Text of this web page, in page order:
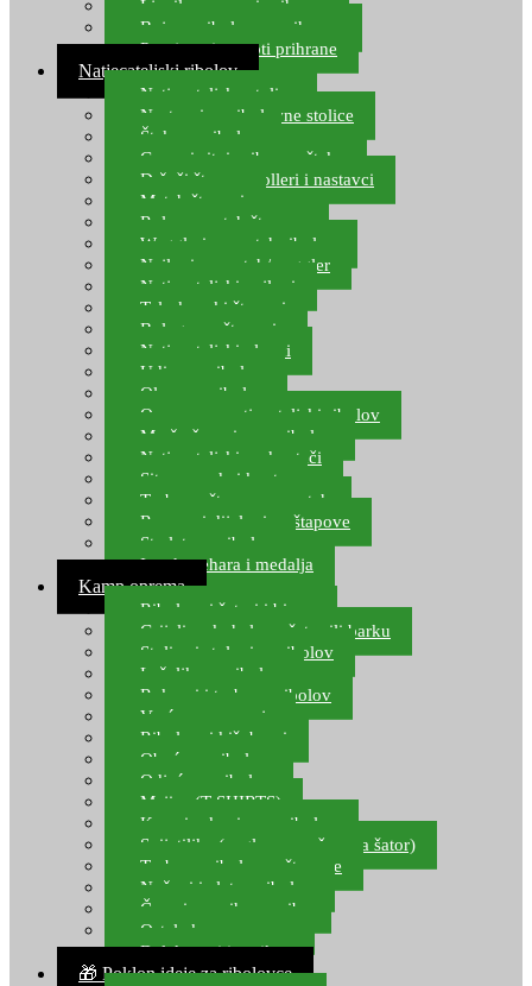
Ljepilo za crve i prihranu
Boje za ribolovnu prihranu
Provjereni recepti prihrane
Natjecateljski ribolov
Natjecateljske stolice
Nastavci za ribolovne stolice
Šteke za ribolov
Gume i sitni pribor za šteku
Držači štapova rolleri i nastavci
Match štapovi
Role za match štapove
Waggleri za match ribolov
Najloni za match/waggler
Natjecateljski najloni
Teleskopski štapovi
Bolognese štapovi
Natjecateljski plovci
Udice za ribolov
Olovo za ribolov
Oprema za natjecateljski ribolov
Mreže čuvarice za ribolov
Natjecateljski podmetači
Sito, posude i kante
Torbe za štapove – match
Rezervni dijelovi za štapove
Starlete za ribolov
Izrada pehara i medalja
Kamp oprema
Ribolovni šatori i bivvy
Grijalice, kuhala za šator ili barku
Stolice i stolovi za ribolov
Ležaljke za ribolov
Ruksaci i torbe za ribolov
Vreće za spavanje
Ribolovni kišobrani
Obuća za ribolov
Odjeća za ribolov
Majice (T-SHIRTS)
Kape i rukavice za ribolov
Svijetiljke (naglavne, ručne, za šator)
Torbe za ribolovne štapove
Noževi i alat za ribolov
Čamci za prihranu ribe
Ostala kamp oprema
Dalekozori i optika
🎁 Poklon ideje za ribolovce